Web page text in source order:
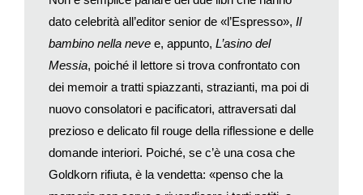
comporta alcuni privilegi importanti. È un procedimento
spontaneo che assomiglia alla psicanalisi: scrivere in una
lingua imparata da adulti dà una libertà impossibile nella propria
lingua materna. Il rapporto con la parola è meno gravato dalle
associazioni o dalle cose che riportano all’infanzia, c’è una
maggiore distanza con la parola.
La parola non è immediata, ma mediata. Si dice che Joseph
Conrad sul letto di morte parlasse polacco, perché non
dato celebrità all’editor senior de «l’Espresso», Il
bambino nella neve e, appunto, L’asino del
Messia, poiché il lettore si trova confrontato con
dei memoir a tratti spiazzanti, strazianti, ma poi di
nuovo consolatori e pacificatori, attraversati dal
prezioso e delicato fil rouge della riflessione e delle
domande interiori. Poiché, se c’è una cosa che
Goldkorn rifiuta, è la vendetta: «penso che la